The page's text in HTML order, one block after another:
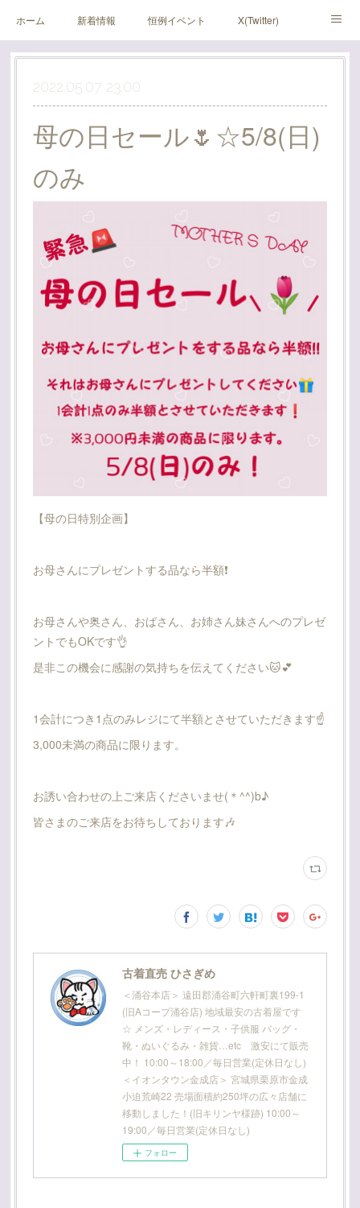
ホーム 新着情報 恒例イベント X(Twitter)
アメブロ Instagram
2022.05.07 23:00
母の日セール🌷☆5/8(日)
のみ
【母の日特別企画】
お母さんにプレゼントする品なら半額❗
お母さんや奥さん、おばさん、お姉さん妹さんへのプレゼ
ントでもOKです👌
是非この機会に感謝の気持ちを伝えてください🐱💕
1会計につき1点のみレジにて半額とさせていただきます☝
3,000未満の商品に限ります。
お誘い合わせの上ご来店くださいませ(＊^^)b♪
皆さまのご来店をお待ちしております🎶
古着直売 ひさぎめ
＜涌谷本店＞ 遠田郡涌谷町六軒町裏199-1
(旧Aコープ涌谷店) 地域最安の古着屋です
☆ メンズ・レディース・子供服 バッグ・
靴・ぬいぐるみ・雑貨…etc 激安にて販売
中！ 10:00～18:00／毎日営業(定休日なし)
＜イオンタウン金成店＞ 宮城県栗原市金成
小迫荒崎22 売場面積約250坪の広々店舗に
移動しました！(旧キリンヤ様跡) 10:00～
19:00／毎日営業(定休日なし)
フォロー